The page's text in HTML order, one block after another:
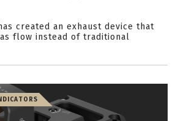
created an exhaust device that
flow instead of traditional